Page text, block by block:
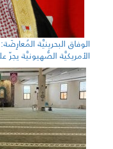
الوفاق البحرينيَّة المُعارِضَة:
الأمريكيَّة الصُّهيونيَّة يجرّ على